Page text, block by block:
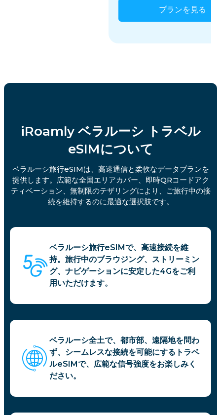
プランを見る
iRoamly ベラルーシ トラベル
eSIMについて
ベラルーシ旅行eSIMは、高速通信と柔軟なデータプランを
提供します。広範な全国エリアカバー、即時QRコードアク
ティベーション、無制限のテザリングにより、ご旅行中の接
続を維持するのに最適な選択肢です。
ベラルーシ旅行eSIMで、高速接続を維
持。旅行中のブラウジング、ストリーミン
グ、ナビゲーションに安定した4Gをご利
用いただけます。
ベラルーシ全土で、都市部、遠隔地を問わ
ず、シームレスな接続を可能にするトラベ
ルeSIMで、広範な信号強度をお楽しみく
ださい。